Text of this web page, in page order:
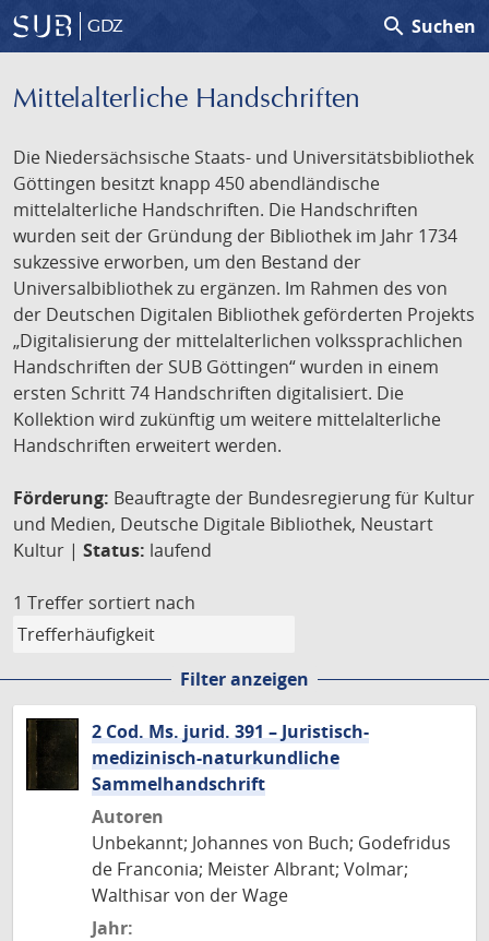
GDZ search Suchen
Mittelalterliche Handschriften
Die Niedersächsische Staats- und Universitätsbibliothek
Göttingen besitzt knapp 450 abendländische
mittelalterliche Handschriften. Die Handschriften
wurden seit der Gründung der Bibliothek im Jahr 1734
sukzessive erworben, um den Bestand der
Universalbibliothek zu ergänzen. Im Rahmen des von
der Deutschen Digitalen Bibliothek geförderten Projekts
„Digitalisierung der mittelalterlichen volkssprachlichen
Handschriften der SUB Göttingen“ wurden in einem
ersten Schritt 74 Handschriften digitalisiert. Die
Kollektion wird zukünftig um weitere mittelalterliche
Handschriften erweitert werden.
Förderung: Beauftragte der Bundesregierung für Kultur
und Medien, Deutsche Digitale Bibliothek, Neustart
Kultur | Status: laufend
1 Treffer sortiert nach
Filter anzeigen
2 Cod. Ms. jurid. 391 – Juristisch-
medizinisch-naturkundliche
Sammelhandschrift
Autoren
Unbekannt; Johannes von Buch; Godefridus
de Franconia; Meister Albrant; Volmar;
Walthisar von der Wage
Jahr: